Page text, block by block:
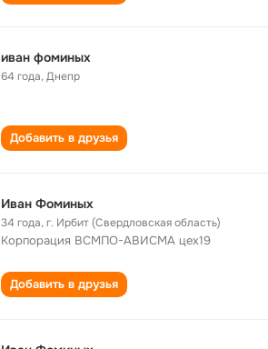
иван фоминых
64 года,Днепр
Добавить в друзья
Иван Фоминых
34 года,г. Ирбит (Свердловская область)
Корпорация ВСМПО-АВИСМА цех19
Добавить в друзья